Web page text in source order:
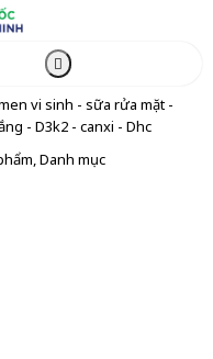
vi sinh - sữa rửa mặt -
- D3k2 - canxi - Dhc
Danh mục